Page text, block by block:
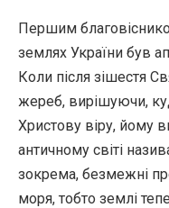
Першим
землях України був
Коли після зішестя
жереб, вирішуючи,
Христову віру, йому
античному світі
зокрема, безмежні
моря, тобто землі